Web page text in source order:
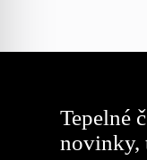
Tepelné
novinky,